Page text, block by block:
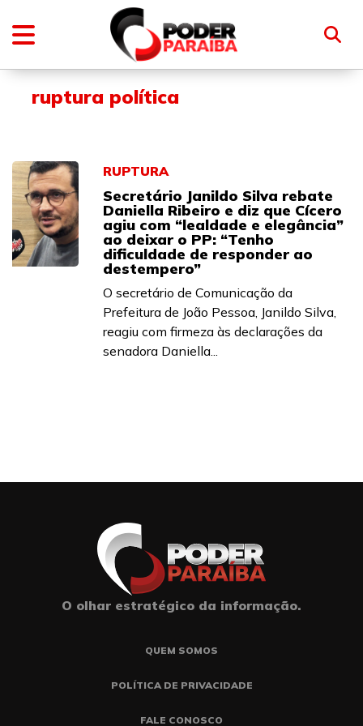
ruptura política
RUPTURA
Secretário Janildo Silva rebate
Daniella Ribeiro e diz que Cícero
agiu com “lealdade e elegância”
ao deixar o PP: “Tenho
dificuldade de responder ao
destempero”
O secretário de Comunicação da
Prefeitura de João Pessoa, Janildo Silva,
reagiu com firmeza às declarações da
senadora Daniella...
O olhar estratégico da informação.
QUEM SOMOS
POLÍTICA DE PRIVACIDADE
FALE CONOSCO